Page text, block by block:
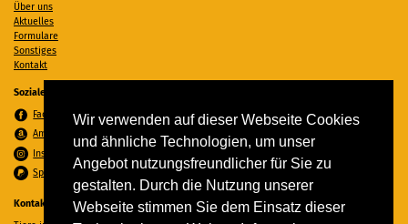
Wir verwenden auf dieser Webseite Cookies
und ähnliche Technologien, um unser
Angebot nutzungsfreundlicher für Sie zu
gestalten. Durch die Nutzung unserer
Webseite stimmen Sie dem Einsatz dieser
Über uns
Aktuelles
Formulare
Sonstiges
Kontakt
Soziale Medien
Facebook
Amazon Wunschzettel
Instagram
Spenden per PayPal
Kontakt